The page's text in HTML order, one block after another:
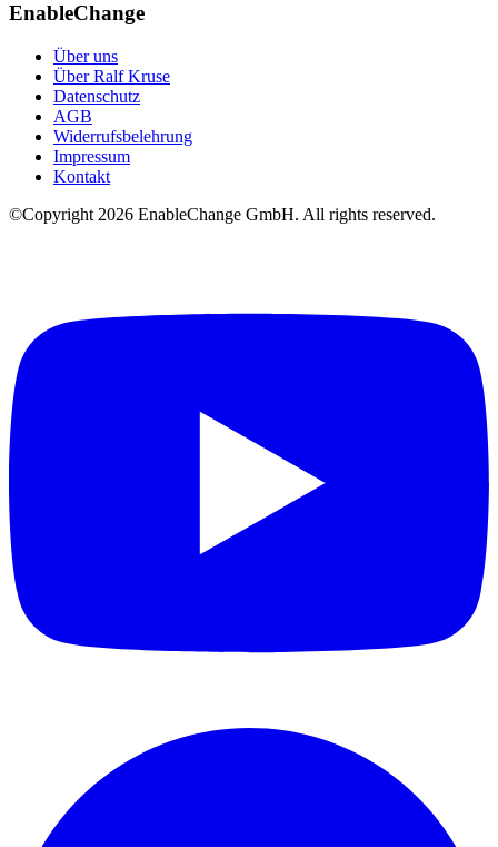
EnableChange
Über uns
Über Ralf Kruse
Datenschutz
AGB
Widerrufsbelehrung
Impressum
Kontakt
©Copyright 2026 EnableChange GmbH. All rights reserved.